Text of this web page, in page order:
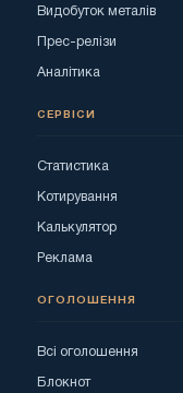
Видобуток металів
Прес-релізи
Аналітика
СЕРВІСИ
Статистика
Котирування
Калькулятор
Реклама
ОГОЛОШЕННЯ
Всі оголошення
Блокнот